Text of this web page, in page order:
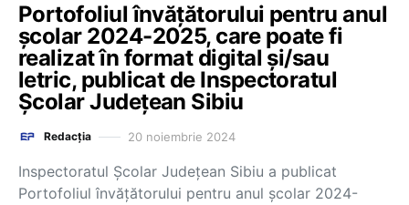
Portofoliul învățătorului pentru anul
școlar 2024-2025, care poate fi
realizat în format digital și/sau
letric, publicat de Inspectoratul
Școlar Județean Sibiu
Redacția 20 noiembrie 2024
Inspectoratul Școlar Județean Sibiu a publicat
Portofoliul învățătorului pentru anul școlar 2024-